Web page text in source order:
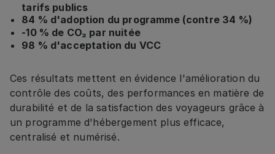
tarifs publics
84 % d'adoption du programme (contre 34 %)
-10 % de CO₂ par nuitée
98 % d'acceptation du VCC
Ces résultats mettent en évidence l'amélioration du
contrôle des coûts, des performances en matière de
durabilité et de la satisfaction des voyageurs grâce à
un programme d'hébergement plus efficace,
centralisé et numérisé.